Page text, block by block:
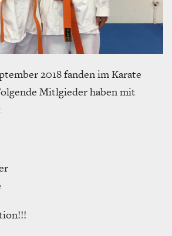
2018 fanden im Karate
Mitlgieder haben mit